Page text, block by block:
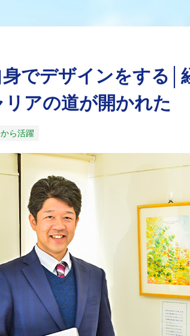
でデザインをする│
アの道が開かれた
ら活躍